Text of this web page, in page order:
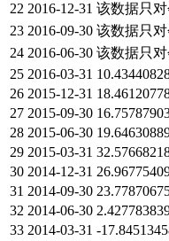
22 2016-12-31 该数据只
23 2016-09-30 该数据只
24 2016-06-30 该数据只
25 2016-03-31
26 2015-12-31
27 2015-09-30
28 2015-06-30
29 2015-03-31
30 2014-12-31
31 2014-09-30
32 2014-06-30
33 2014-03-31 -